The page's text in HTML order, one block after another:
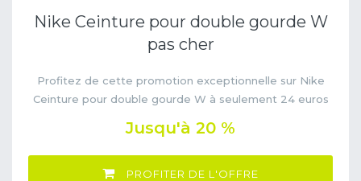
Nike Ceinture pour double gourde W
pas cher
Profitez de cette promotion exceptionnelle sur Nike
Ceinture pour double gourde W à seulement 24 euros
Jusqu'à 20 %
PROFITER DE L'OFFRE